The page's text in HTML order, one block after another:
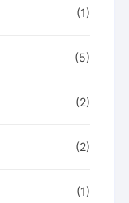
(1)
(5)
(2)
(2)
(1)